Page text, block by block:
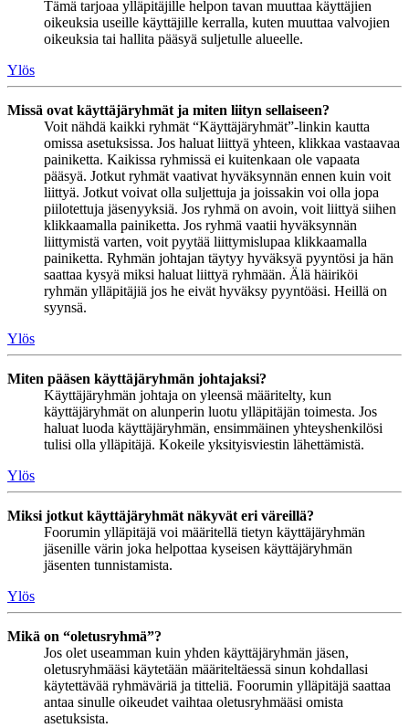
Tämä tarjoaa ylläpitäjille helpon tavan muuttaa käyttäjien
oikeuksia useille käyttäjille kerralla, kuten muuttaa valvojien
oikeuksia tai hallita pääsyä suljetulle alueelle.
Ylös
Missä ovat käyttäjäryhmät ja miten liityn sellaiseen?
Voit nähdä kaikki ryhmät “Käyttäjäryhmät”-linkin kautta
omissa asetuksissa. Jos haluat liittyä yhteen, klikkaa vastaavaa
painiketta. Kaikissa ryhmissä ei kuitenkaan ole vapaata
pääsyä. Jotkut ryhmät vaativat hyväksynnän ennen kuin voit
liittyä. Jotkut voivat olla suljettuja ja joissakin voi olla jopa
piilotettuja jäsenyyksiä. Jos ryhmä on avoin, voit liittyä siihen
klikkaamalla painiketta. Jos ryhmä vaatii hyväksynnän
liittymistä varten, voit pyytää liittymislupaa klikkaamalla
painiketta. Ryhmän johtajan täytyy hyväksyä pyyntösi ja hän
saattaa kysyä miksi haluat liittyä ryhmään. Älä häiriköi
ryhmän ylläpitäjiä jos he eivät hyväksy pyyntöäsi. Heillä on
syynsä.
Ylös
Miten pääsen käyttäjäryhmän johtajaksi?
Käyttäjäryhmän johtaja on yleensä määritelty, kun
käyttäjäryhmät on alunperin luotu ylläpitäjän toimesta. Jos
haluat luoda käyttäjäryhmän, ensimmäinen yhteyshenkilösi
tulisi olla ylläpitäjä. Kokeile yksityisviestin lähettämistä.
Ylös
Miksi jotkut käyttäjäryhmät näkyvät eri väreillä?
Foorumin ylläpitäjä voi määritellä tietyn käyttäjäryhmän
jäsenille värin joka helpottaa kyseisen käyttäjäryhmän
jäsenten tunnistamista.
Ylös
Mikä on “oletusryhmä”?
Jos olet useamman kuin yhden käyttäjäryhmän jäsen,
oletusryhmääsi käytetään määriteltäessä sinun kohdallasi
käytettävää ryhmäväriä ja titteliä. Foorumin ylläpitäjä saattaa
antaa sinulle oikeudet vaihtaa oletusryhmääsi omista
asetuksista.